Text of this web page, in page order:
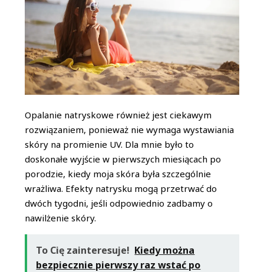
Opalanie natryskowe również jest ciekawym
rozwiązaniem, ponieważ nie wymaga wystawiania
skóry na promienie UV. Dla mnie było to
doskonałe wyjście w pierwszych miesiącach po
porodzie, kiedy moja skóra była szczególnie
wrażliwa. Efekty natrysku mogą przetrwać do
dwóch tygodni, jeśli odpowiednio zadbamy o
nawilżenie skóry.
To Cię zainteresuje! Kiedy można
bezpiecznie pierwszy raz wstać po